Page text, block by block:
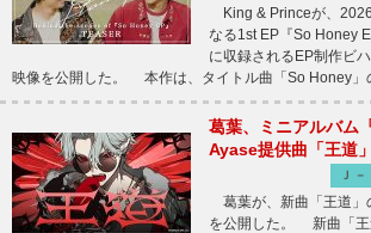
King & Princeが、
なる1st EP『So Honey
に収録されるEP制作ビ
映像を公開した。 本作は、タイトル曲「So Honey
葛葉、ミニアルバム
Ayase提供曲「王道
Ｊ
葛葉が、新曲「王道」
を公開した。 新曲「王